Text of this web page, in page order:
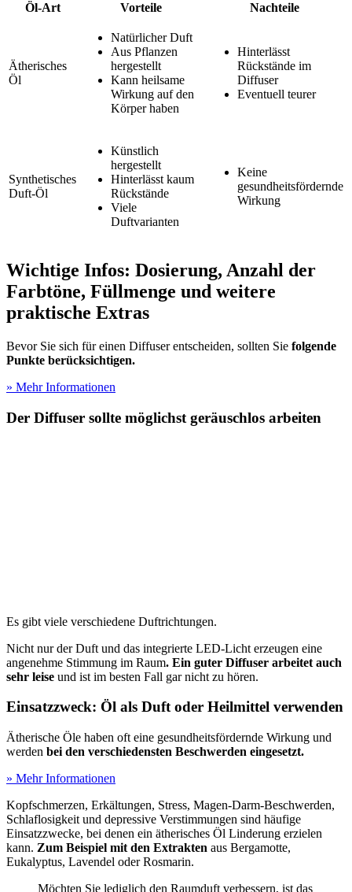
Öl-Art
Vorteile Nachteile
Ätherisches
Öl
Natürlicher Duft
Aus Pflanzen
hergestellt
Kann heilsame
Wirkung auf den
Körper haben
Hinterlässt
Rückstände im
Diffuser
Eventuell teurer
Synthetisches
Duft-Öl
Künstlich
hergestellt
Hinterlässt kaum
Rückstände
Viele
Duftvarianten
Keine
gesundheitsfördernde
Wirkung
Wichtige Infos: Dosierung, Anzahl der
Farbtöne, Füllmenge und weitere
praktische Extras
Bevor Sie sich für einen Diffuser entscheiden, sollten Sie folgende
Punkte berücksichtigen.
» Mehr Informationen
Der Diffuser sollte möglichst geräuschlos arbeiten
Es gibt viele verschiedene Duftrichtungen.
Nicht nur der Duft und das integrierte LED-Licht erzeugen eine
angenehme Stimmung im Raum. Ein guter Diffuser arbeitet auch
sehr leise und ist im besten Fall gar nicht zu hören.
Einsatzzweck: Öl als Duft oder Heilmittel verwenden
Ätherische Öle haben oft eine gesundheitsfördernde Wirkung und
werden bei den verschiedensten Beschwerden eingesetzt.
» Mehr Informationen
Kopfschmerzen, Erkältungen, Stress, Magen-Darm-Beschwerden,
Schlaflosigkeit und depressive Verstimmungen sind häufige
Einsatzzwecke, bei denen ein ätherisches Öl Linderung erzielen
kann. Zum Beispiel mit den Extrakten aus Bergamotte,
Eukalyptus, Lavendel oder Rosmarin.
Möchten Sie lediglich den Raumduft verbessern, ist das